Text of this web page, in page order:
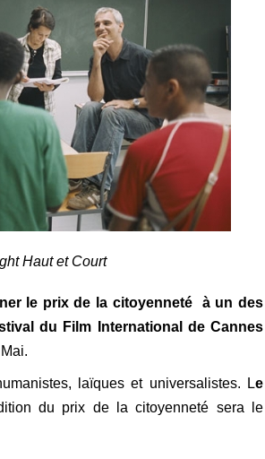
Haut et Court
le prix de la citoyenneté à un des
du Film International de Cannes
laïques et universalistes. Le
du prix de la citoyenneté sera le